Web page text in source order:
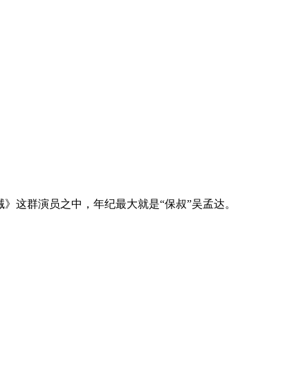
这群演员之中，年纪最大就是“保叔”吴孟达。